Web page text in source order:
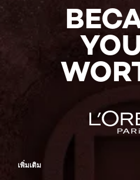
เพิ่มเติม